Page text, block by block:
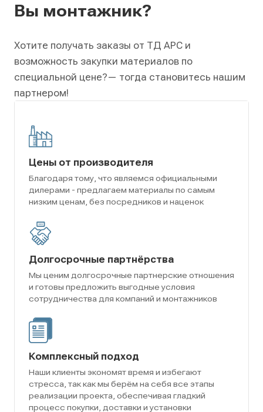
Вы монтажник?
Хотите получать заказы от ТД АРС и
возможность закупки материалов по
специальной цене?— тогда становитесь нашим
партнером!
Цены от производителя
Благодаря тому, что являемся официальными
дилерами - предлагаем материалы по самым
низким ценам, без посредников и наценок
Долгосрочные партнёрства
Мы ценим долгосрочные партнерские отношения
и готовы предложить выгодные условия
сотрудничества для компаний и монтажников
Комплексный подход
Наши клиенты экономят время и избегают
стресса, так как мы берём на себя все этапы
реализации проекта, обеспечивая гладкий
процесс покупки, доставки и установки